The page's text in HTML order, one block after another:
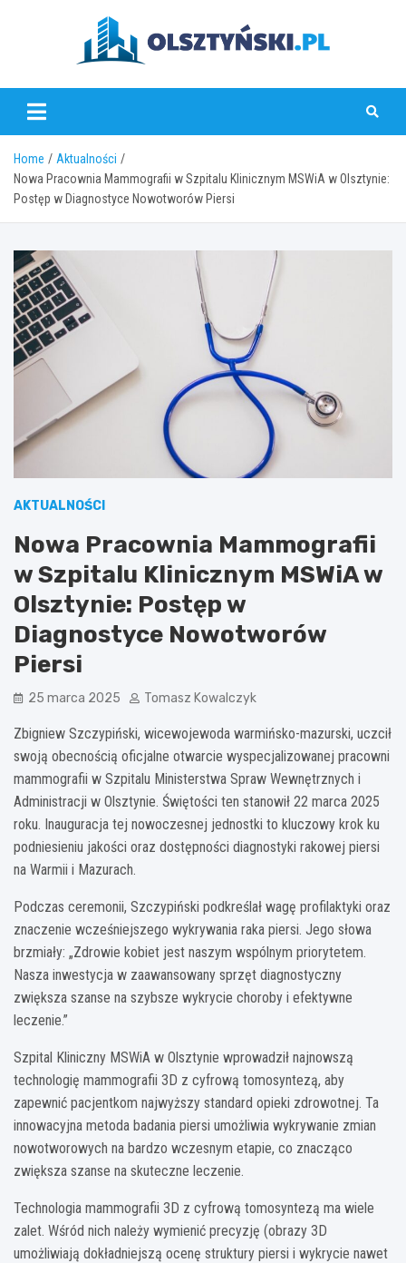
olsztynski.pl
Home
Aktualności
Nowa Pracownia Mammografii w Szpitalu Klinicznym MSWiA w Olsztynie:
Postęp w Diagnostyce Nowotworów Piersi
AKTUALNOŚCI
Nowa Pracownia Mammografii
w Szpitalu Klinicznym MSWiA w
Olsztynie: Postęp w
Diagnostyce Nowotworów
Piersi
25 marca 2025 Tomasz Kowalczyk
Zbigniew Szczypiński, wicewojewoda warmińsko-mazurski, uczcił
swoją obecnością oficjalne otwarcie wyspecjalizowanej pracowni
mammografii w Szpitalu Ministerstwa Spraw Wewnętrznych i
Administracji w Olsztynie. Świętości ten stanowił 22 marca 2025
roku. Inauguracja tej nowoczesnej jednostki to kluczowy krok ku
podniesieniu jakości oraz dostępności diagnostyki rakowej piersi
na Warmii i Mazurach.
Podczas ceremonii, Szczypiński podkreślał wagę profilaktyki oraz
znaczenie wcześniejszego wykrywania raka piersi. Jego słowa
brzmiały: „Zdrowie kobiet jest naszym wspólnym priorytetem.
Nasza inwestycja w zaawansowany sprzęt diagnostyczny
zwiększa szanse na szybsze wykrycie choroby i efektywne
leczenie.”
Szpital Kliniczny MSWiA w Olsztynie wprowadził najnowszą
technologię mammografii 3D z cyfrową tomosyntezą, aby
zapewnić pacjentkom najwyższy standard opieki zdrowotnej. Ta
innowacyjna metoda badania piersi umożliwia wykrywanie zmian
nowotworowych na bardzo wczesnym etapie, co znacząco
zwiększa szanse na skuteczne leczenie.
Technologia mammografii 3D z cyfrową tomosyntezą ma wiele
zalet. Wśród nich należy wymienić precyzję (obrazy 3D
umożliwiają dokładniejszą ocenę struktury piersi i wykrycie nawet